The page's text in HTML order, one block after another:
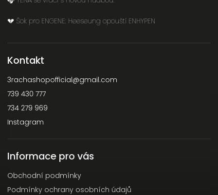
💔 Šok pro ENGENE: Heeseung opouští ENHYPEN
Kontakt
3rachashopofficial@gmail.com
739 430 777
734 279 969
Instagram
Informace pro vás
Obchodní podmínky
Podmínky ochrany osobních údajů